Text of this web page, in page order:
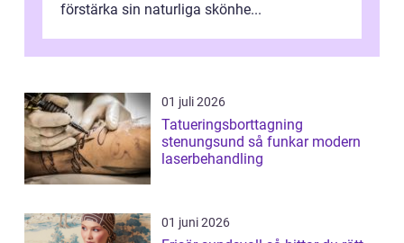
förstärka sin naturliga skönhe...
01 juli 2026
Tatueringsborttagning
stenungsund så funkar modern
laserbehandling
01 juni 2026